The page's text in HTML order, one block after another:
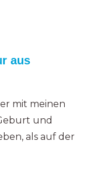
aus
mit meinen
und
als auf der